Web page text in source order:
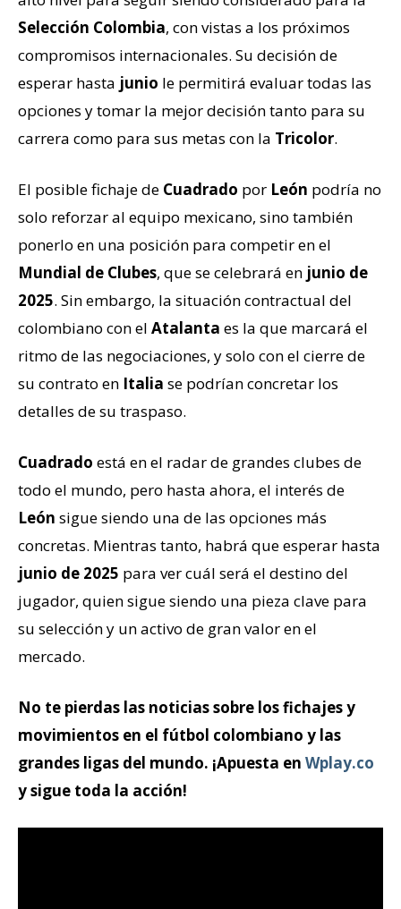
Selección Colombia, con vistas a los próximos
compromisos internacionales. Su decisión de
esperar hasta junio le permitirá evaluar todas las
opciones y tomar la mejor decisión tanto para su
carrera como para sus metas con la Tricolor.
El posible fichaje de Cuadrado por León podría no
solo reforzar al equipo mexicano, sino también
ponerlo en una posición para competir en el
Mundial de Clubes, que se celebrará en junio de
2025. Sin embargo, la situación contractual del
colombiano con el Atalanta es la que marcará el
ritmo de las negociaciones, y solo con el cierre de
su contrato en Italia se podrían concretar los
detalles de su traspaso.
Cuadrado está en el radar de grandes clubes de
todo el mundo, pero hasta ahora, el interés de
León sigue siendo una de las opciones más
concretas. Mientras tanto, habrá que esperar hasta
junio de 2025 para ver cuál será el destino del
jugador, quien sigue siendo una pieza clave para
su selección y un activo de gran valor en el
mercado.
No te pierdas las noticias sobre los fichajes y
movimientos en el fútbol colombiano y las
grandes ligas del mundo. ¡Apuesta en Wplay.co
y sigue toda la acción!